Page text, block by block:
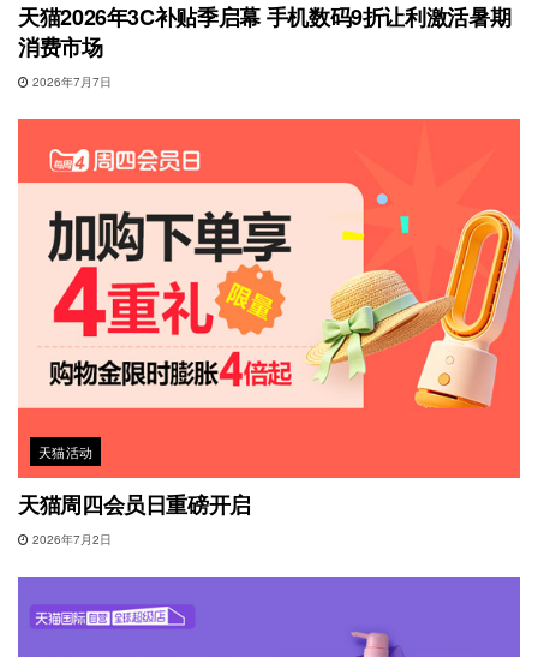
天猫2026年3C补贴季启幕 手机数码9折让利激活暑期
消费市场
2026年7月7日
天猫活动
天猫周四会员日重磅开启
2026年7月2日